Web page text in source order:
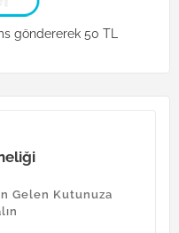
göndererek 50 TL
Gelen Kutunuza